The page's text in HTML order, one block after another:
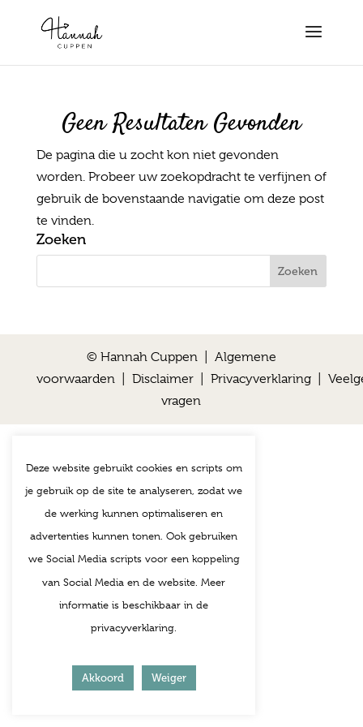
Geen Resultaten Gevonden
De pagina die u zocht kon niet gevonden
worden. Probeer uw zoekopdracht te verfijnen of
gebruik de bovenstaande navigatie om deze post
te vinden.
Zoeken
© Hannah Cuppen | Algemene
voorwaarden| Disclaimer| Privacyverklaring|
vragen
Deze website gebruikt cookies en scripts om
je gebruik op de site te analyseren, zodat we
de werking kunnen optimaliseren en
advertenties kunnen tonen. Ook gebruiken
we Social Media scripts voor een koppeling
van Social Media en de website. Meer
informatie is beschikbaar in de
privacyverklaring.
Akkoord Weiger